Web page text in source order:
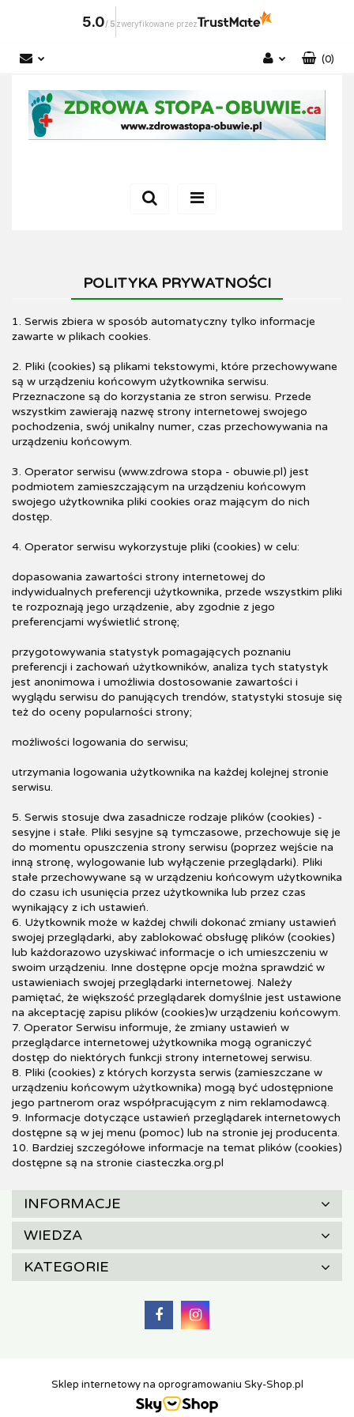
5.0/ 5 zweryfikowane przez
Zarejestruj się
Dodaj zgłoszenie
(0)
POLITYKA PRYWATNOŚCI
1. Serwis zbiera w sposób automatyczny tylko informacje
zawarte w plikach cookies.
2. Pliki (cookies) są plikami tekstowymi, które przechowywane
są w urządzeniu końcowym użytkownika serwisu.
Przeznaczone są do korzystania ze stron serwisu. Przede
wszystkim zawierają nazwę strony internetowej swojego
pochodzenia, swój unikalny numer, czas przechowywania na
urządzeniu końcowym.
3. Operator serwisu (www.zdrowa stopa - obuwie.pl) jest
podmiotem zamieszczającym na urządzeniu końcowym
swojego użytkownika pliki cookies oraz mającym do nich
dostęp.
4. Operator serwisu wykorzystuje pliki (cookies) w celu:
dopasowania zawartości strony internetowej do
indywidualnych preferencji użytkownika, przede wszystkim pliki
te rozpoznają jego urządzenie, aby zgodnie z jego
preferencjami wyświetlić stronę;
przygotowywania statystyk pomagających poznaniu
preferencji i zachowań użytkowników, analiza tych statystyk
jest anonimowa i umożliwia dostosowanie zawartości i
wyglądu serwisu do panujących trendów, statystyki stosuje się
też do oceny popularności strony;
możliwości logowania do serwisu;
utrzymania logowania użytkownika na każdej kolejnej stronie
serwisu.
5. Serwis stosuje dwa zasadnicze rodzaje plików (cookies) -
sesyjne i stałe. Pliki sesyjne są tymczasowe, przechowuje się je
do momentu opuszczenia strony serwisu (poprzez wejście na
inną stronę, wylogowanie lub wyłączenie przeglądarki). Pliki
stałe przechowywane są w urządzeniu końcowym użytkownika
do czasu ich usunięcia przez użytkownika lub przez czas
wynikający z ich ustawień.
6. Użytkownik może w każdej chwili dokonać zmiany ustawień
swojej przeglądarki, aby zablokować obsługę plików (cookies)
lub każdorazowo uzyskiwać informacje o ich umieszczeniu w
swoim urządzeniu. Inne dostępne opcje można sprawdzić w
ustawieniach swojej przeglądarki internetowej. Należy
pamiętać, że większość przeglądarek domyślnie jest ustawione
na akceptację zapisu plików (cookies)w urządzeniu końcowym.
7. Operator Serwisu informuje, że zmiany ustawień w
przeglądarce internetowej użytkownika mogą ograniczyć
dostęp do niektórych funkcji strony internetowej serwisu.
8. Pliki (cookies) z których korzysta serwis (zamieszczane w
urządzeniu końcowym użytkownika) mogą być udostępnione
jego partnerom oraz współpracującym z nim reklamodawcą.
9. Informacje dotyczące ustawień przeglądarek internetowych
dostępne są w jej menu (pomoc) lub na stronie jej producenta.
10. Bardziej szczegółowe informacje na temat plików (cookies)
dostępne są na stronie ciasteczka.org.pl
INFORMACJE
WIEDZA
KATEGORIE
Sklep internetowy na oprogramowaniu Sky-Shop.pl